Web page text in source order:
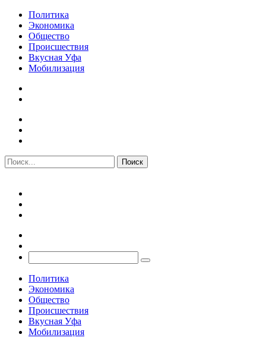
Политика
Экономика
Общество
Происшествия
Вкусная Уфа
Мобилизация
Политика
Экономика
Общество
Происшествия
Вкусная Уфа
Мобилизация